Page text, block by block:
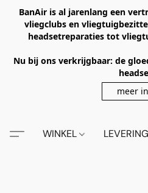
BanAir is al jarenlang een
vliegclubs en
headsetreparaties tot
Nu bij ons verkrijgbaar: de
meer
WINKEL LEVERING